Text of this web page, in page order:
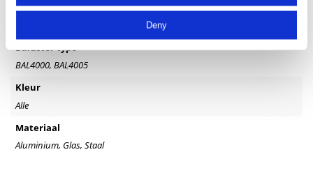
Deny
Vloerbevestiging
BAL4000, BAL4005
Kleur
Alle
Materiaal
Aluminium, Glas, Staal